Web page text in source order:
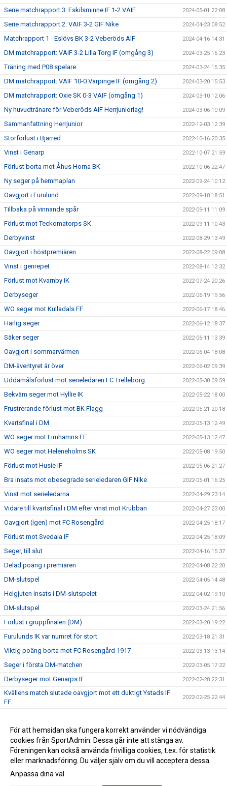
Serie matchrapport 3: Eskilsminne IF 1-2 VAIF 2024-05-01 22:08
Serie matchrapport 2: VAIF 3-2 GIF Nike 2024-04-23 08:52
Matchrapport 1 - Eslövs BK 3-2 Veberöds AIF 2024-04-16 14:31
DM matchrapport: VAIF 3-2 Lilla Torg IF (omgång 3) 2024-03-25 16:23
Träning med P08 spelare 2024-03-24 15:35
DM matchrapport: VAIF 10-0 Värpinge IF (omgång 2) 2024-03-20 15:53
DM matchrapport: Oxie SK 0-3 VAIF (omgång 1) 2024-03-10 12:06
Ny huvudtränare för Veberöds AIF Herrjuniorlag! 2024-03-06 10:09
Sammanfattning Herrjunior 2022-12-03 12:39
Storförlust i Bjärred 2022-10-16 20:35
Vinst i Genarp 2022-10-07 21:59
Förlust borta mot Åhus Horna BK 2022-10-06 22:47
Ny seger på hemmaplan 2022-09-24 10:12
Oavgjort i Furulund 2022-09-18 18:51
Tillbaka på vinnande spår 2022-09-11 11:09
Förlust mot Teckomatorps SK 2022-09-11 10:43
Derbyvinst 2022-08-29 13:49
Oavgjort i höstpremiären 2022-08-22 09:08
Vinst i genrepet 2022-08-14 12:32
Förlust mot Kvarnby IK 2022-07-24 20:26
Derbyseger 2022-06-19 19:56
WO seger mot Kulladals FF 2022-06-17 18:46
Härlig seger 2022-06-12 18:37
Säker seger 2022-06-11 13:39
Oavgjort i sommarvärmen 2022-06-04 18:08
DM-äventyret är över 2022-06-02 09:39
Uddamålsförlust mot serieledaren FC Trelleborg 2022-05-30 09:59
Bekväm seger mot Hyllie IK 2022-05-22 18:00
Frustrerande förlust mot BK Flagg 2022-05-21 20:18
Kvartsfinal i DM 2022-05-13 12:49
WO seger mot Limhamns FF 2022-05-13 12:47
WO seger mot Heleneholms SK 2022-05-08 19:50
Förlust mot Husie IF 2022-05-06 21:27
Bra insats mot obesegrade serieledaren GIF Nike 2022-05-01 16:25
Vinst mot serieledarna 2022-04-29 23:14
Vidare till kvartsfinal i DM efter vinst mot Krubban 2022-04-27 23:00
Oavgjort (igen) mot FC Rosengård 2022-04-25 18:17
Förlust mot Svedala IF 2022-04-25 18:09
Seger, till slut 2022-04-16 15:37
Delad poäng i premiären 2022-04-08 22:20
DM-slutspel 2022-04-05 14:48
Helgjuten insats i DM-slutspelet 2022-04-02 19:10
DM-slutspel 2022-03-24 21:56
Förlust i gruppfinalen (DM) 2022-03-20 19:22
Furulunds IK var numret för stort 2022-03-18 21:31
Viktig poäng borta mot FC Rosengård 1917 2022-03-13 13:14
Seger i första DM-matchen 2022-03-05 17:22
Derbyseger mot Genarps IF 2022-02-28 22:31
Kvällens match slutade oavgjort mot ett duktigt Ystads IF
FF.
2022-02-25 22:44
Förlust i första träningsmatchen 2022-02-19 16:31
DM HJ 2022 2022-02-12 15:09
För att hemsidan ska fungera korrekt använder vi nödvändiga
cookies från SportAdmin. Dessa går inte att stänga av.
Föreningen kan också använda frivilliga cookies, t.ex. för statistik
eller marknadsföring. Du väljer själv om du vill acceptera dessa.
Anpassa dina val